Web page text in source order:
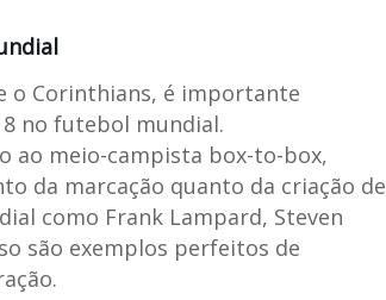
o Corinthians, é importante
no futebol mundial.
ao meio-campista box-to-box,
da marcação quanto da criação de
como Frank Lampard, Steven
são exemplos perfeitos de